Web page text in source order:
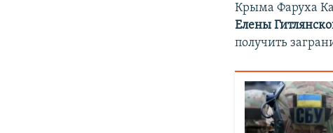
Крыма Фаруха
Елены
получить